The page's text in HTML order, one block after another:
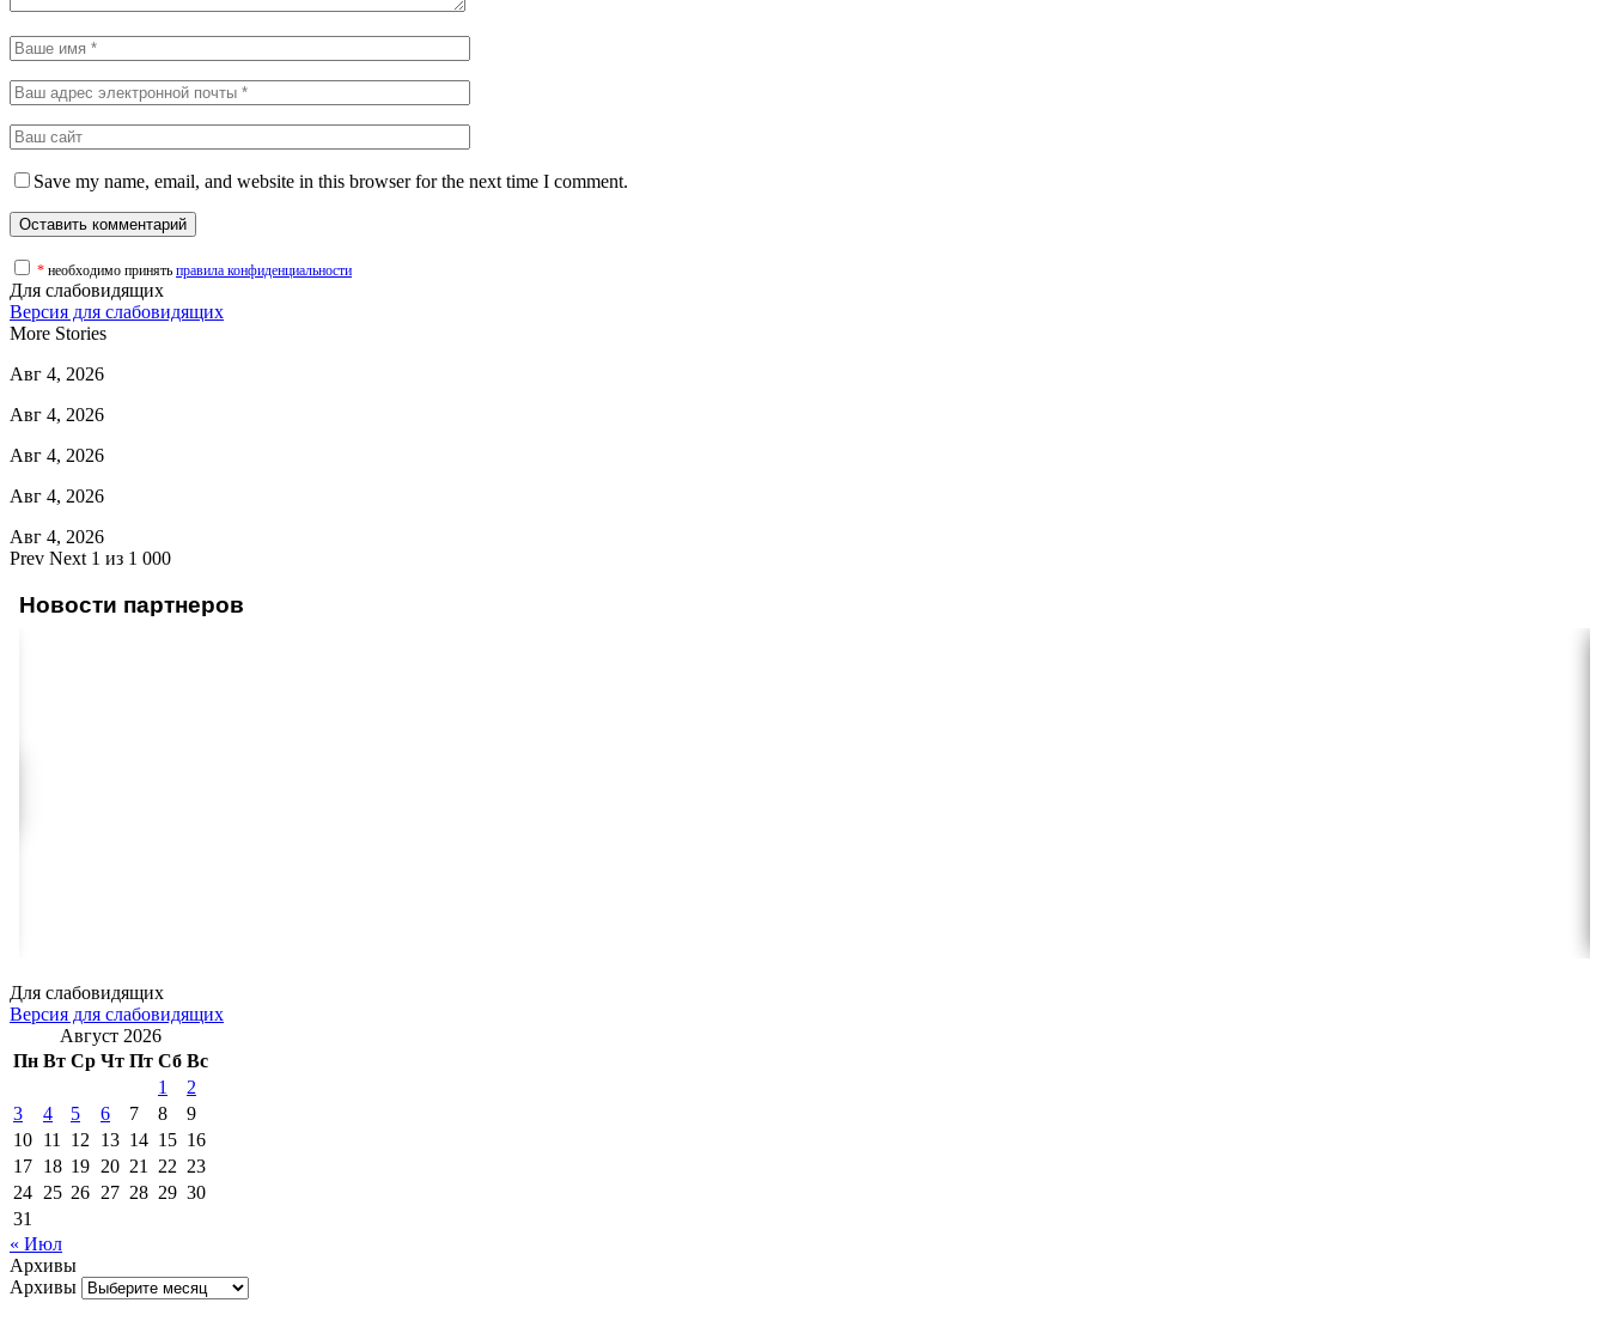
Save my name, email, and website in this browser for the next time I comment.
* необходимо принять правила конфиденциальности
Для слабовидящих
Версия для слабовидящих
More Stories
Авг 4, 2026
Авг 4, 2026
Авг 4, 2026
Авг 4, 2026
Авг 4, 2026
Prev Next 1 из 1 000
Новости партнеров
Для слабовидящих
Версия для слабовидящих
Август 2026
Пн Вт Ср Чт Пт Сб Вс
1
2
3
4 5 6 7 8
9
10 11 12 13 14 15 16
17 18 19 20 21 22 23
24 25 26 27 28 29 30
31
« Июл
Архивы
Архивы